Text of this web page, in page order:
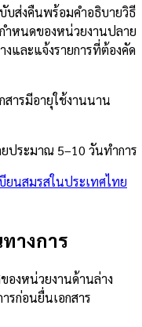
ส่งคืนพร้อมคำอธิบายวิธี
ำหนดของหน่วยงานปลาย
งและแจ้งรายการที่ต้องคัด
สารมีอายุใช้งานนาน
ประมาณ 5–10 วันทำการ
ยนสมรสในประเทศไทย
างการ
องหน่วยงานด้านล่าง
รก่อนยื่นเอกสาร